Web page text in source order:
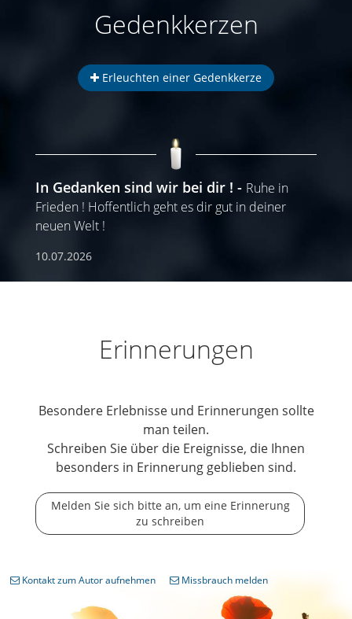
Gedenkkerzen
Erleuchten einer Gedenkkerze
In Gedanken sind wir bei dir !
Ruhe in
Frieden ! Hoffentlich geht es dir gut in deiner
neuen Welt !
10.07.2026
Erinnerungen
Besondere Erlebnisse und Erinnerungen sollte
man teilen.
Schreiben Sie über die Ereignisse, die Ihnen
besonders in Erinnerung geblieben sind.
Melden Sie sich bitte an, um eine Erinnerung
zu schreiben
Kontakt zum Autor aufnehmen Missbrauch melden